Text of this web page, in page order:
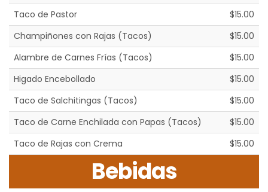
Taco de Pastor
$15.00
Champiñones con Rajas (Tacos)
$15.00
Alambre de Carnes Frías (Tacos)
$15.00
Higado Encebollado
$15.00
Taco de Salchitingas (Tacos)
$15.00
Taco de Carne Enchilada con Papas (Tacos)
$15.00
Taco de Rajas con Crema
$15.00
Bebidas